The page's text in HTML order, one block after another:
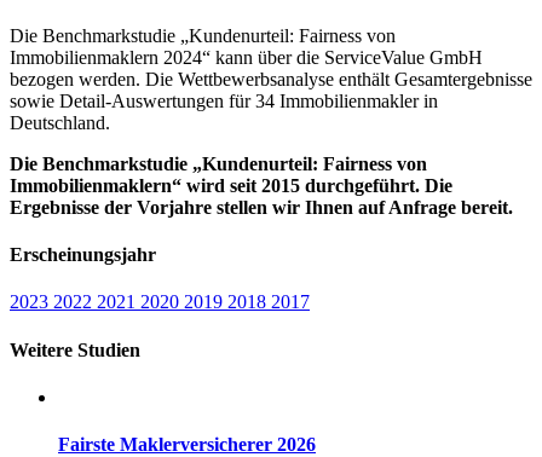
Die Benchmarkstudie „Kundenurteil: Fairness von
Immobilienmaklern 2024“ kann über die ServiceValue GmbH
bezogen werden. Die Wettbewerbsanalyse enthält Gesamtergebnisse
sowie Detail-Auswertungen für 34 Immobilienmakler in
Deutschland.
Die Benchmarkstudie „Kundenurteil: Fairness von
Immobilienmaklern“ wird seit 2015 durchgeführt. Die
Ergebnisse der Vorjahre stellen wir Ihnen auf Anfrage bereit.
Erscheinungsjahr
2023 2022 2021 2020 2019 2018 2017
Weitere Studien
Fairste Maklerversicherer 2026